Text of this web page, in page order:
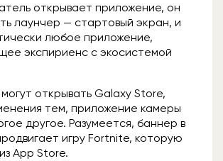
открывает приложение, он
лаунчер — стартовый экран, и
любое приложение,
экспириенс с экосистемой
открывать Galaxy Store,
тем, приложение камеры
другое. Разумеется, баннер в
игру Fortnite, которую
App Store.